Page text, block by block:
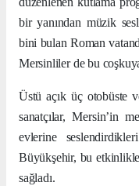
bir yanından müzik
bini bulan Roman
Mersinliler de bu
Üstü açık üç otobüste
sanatçılar, Mersin’in
evlerine
Büyükşehir, bu
sağladı.